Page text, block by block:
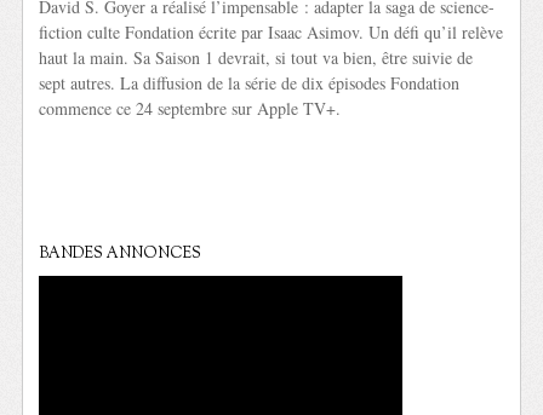
David S. Goyer a réalisé l’impensable : adapter la saga de science-
fiction culte Fondation écrite par Isaac Asimov. Un défi qu’il relève
haut la main. Sa Saison 1 devrait, si tout va bien, être suivie de
sept autres. La diffusion de la série de dix épisodes Fondation
commence ce 24 septembre sur Apple TV+.
BANDES ANNONCES